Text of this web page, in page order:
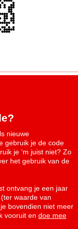
nieuwe
gebruik je de code
je ‘m juist niet? Zo
het gebruik van de
ontvang je een jaar
waarde van
bovendien niet meer
vooruit en doe mee